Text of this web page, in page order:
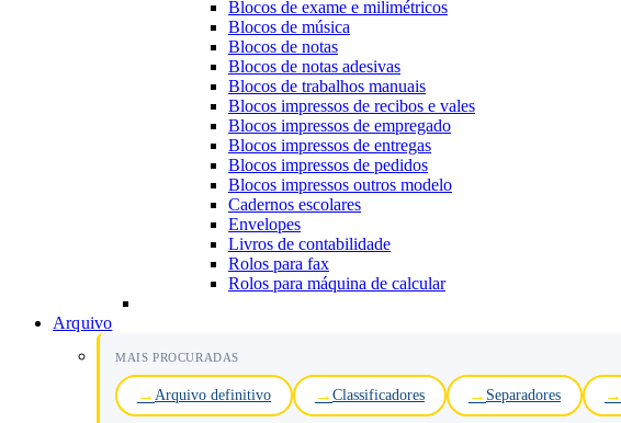
Blocos de exame e milimétricos
Blocos de música
Blocos de notas
Blocos de notas adesivas
Blocos de trabalhos manuais
Blocos impressos de recibos e vales
Blocos impressos de empregado
Blocos impressos de entregas
Blocos impressos de pedidos
Blocos impressos outros modelo
Cadernos escolares
Envelopes
Livros de contabilidade
Rolos para fax
Rolos para máquina de calcular
Arquivo
MAIS PROCURADAS
Arquivo definitivo Classificadores Separadores